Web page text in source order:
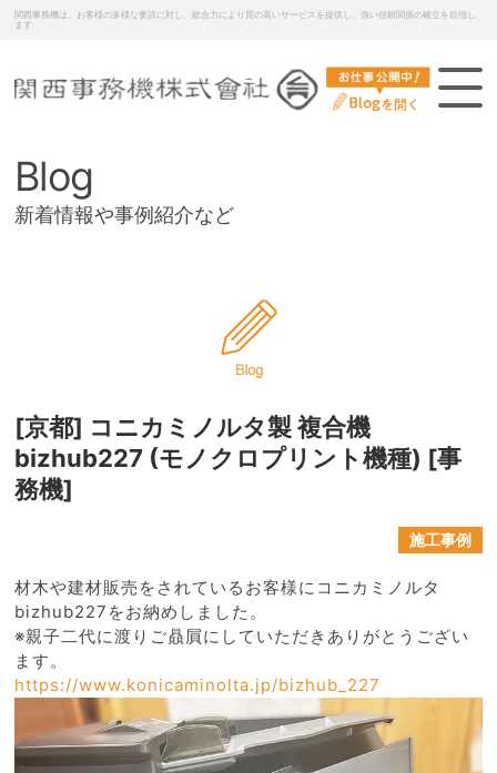
関西事務機は、お客様の多様な要請に対し、総合力により質の高いサービスを提供し、強い信頼関係の確立を目指し
ます
Blog
新着情報や事例紹介など
[京都] コニカミノルタ製 複合機
bizhub227 (モノクロプリント機種) [事
務機]
施工事例
材木や建材販売をされているお客様にコニカミノルタ
bizhub227をお納めしました。
※親子二代に渡りご贔屓にしていただきありがとうござい
ます。
https://www.konicaminolta.jp/bizhub_227